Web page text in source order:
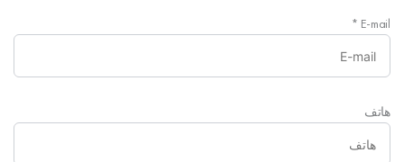
E-mail
*
هاتف